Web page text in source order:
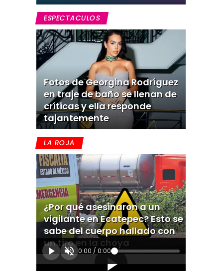
ESPECTACULOS
Fotos de Georgina Rodríguez
en traje de baño se llenan de
críticas y ella responde
tajantemente
LA ROJA
¿Por qué asesinaron a un
vigilante en Ecatepec? Esto se
sabe del cuerpo hallado con
un tiro en la choya
0:00 / 0:00